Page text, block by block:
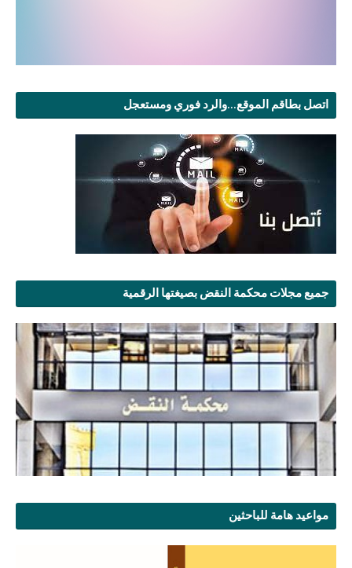
اتصل بطاقم الموقع...والرد فوري ومستعجل
جميع مجلات محكمة النقض بصيغتها الرقمية
مواعيد هامة للباحثين